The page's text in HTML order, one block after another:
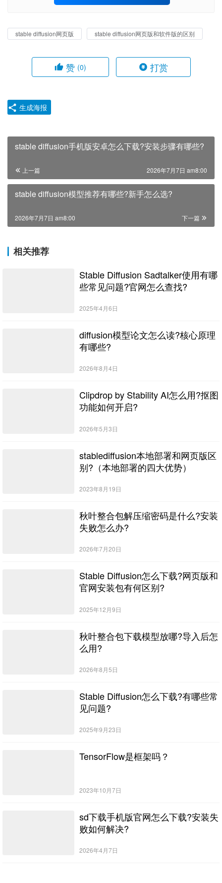
stable diffusion网页版 stable diffusion网页版和软件版的区别
赞 (0) 打赏
生成海报
stable diffusion手机版安卓怎么下载?安装步骤有哪些?
上一篇 2026年7月7日 am8:00
stable diffusion模型推荐有哪些?新手怎么选?
下一篇
2026年7月7日 am8:00
相关推荐
Stable Diffusion Sadtalker使用有哪
些常见问题?官网怎么查找?
2025年4月6日
diffusion模型论文怎么读?核心原理
有哪些?
2026年8月4日
Clipdrop by Stability AI怎么用?抠图
功能如何开启?
2026年5月3日
stablediffusion本地部署和网页版区
别?（本地部署的四大优势）
2023年8月19日
秋叶整合包解压缩密码是什么?安装
失败怎么办?
2026年7月20日
Stable Diffusion怎么下载?网页版和
官网安装包有何区别?
2025年12月9日
秋叶整合包下载模型放哪?导入后怎
么用?
2026年8月5日
Stable Diffusion怎么下载?有哪些常
见问题?
2025年9月23日
TensorFlow是框架吗？
2023年10月7日
sd下载手机版官网怎么下载?安装失
败如何解决?
2026年4月7日